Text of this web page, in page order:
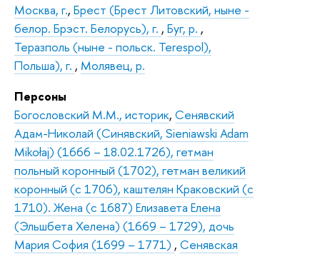
Москва, г., Брест (Брест Литовский, ныне -
белор. Брэст. Белорусь), г. , Буг, р. ,
Теразполь (ныне - польск. Terespol),
Польша), г. , Молявец, р.
Персоны
Богословский М.М., историк, Сенявский
Адам-Николай (Синявский, Sieniawski Adam
Mikołaj) (1666 – 18.02.1726), гетман
польный коронный (1702), гетман великий
коронный (с 1706), каштелян Краковский (с
1710). Жена (с 1687) Елизавета Елена
(Эльшбета Хелена) (1669 – 1729), дочь
Мария София (1699 – 1771) , Сенявская